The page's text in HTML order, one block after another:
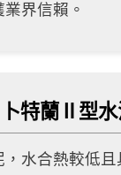
界信賴。
卜特蘭Ⅱ型
，水合熱較低